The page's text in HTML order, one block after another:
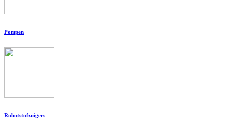
Pompen
Robotstofzuigers